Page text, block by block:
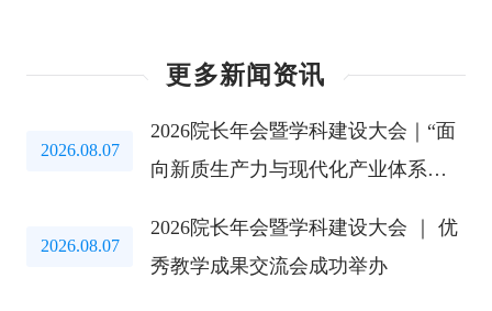
更多新闻资讯
2026.08.07
2026院长年会暨学科建设大会｜“面
向新质生产力与现代化产业体系的
2026.08.07
2026院长年会暨学科建设大会 ｜ 优
秀教学成果交流会成功举办